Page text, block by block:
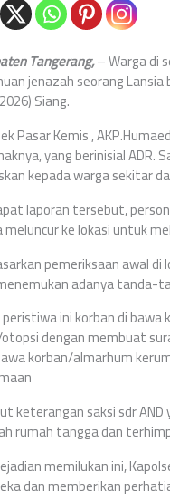
Tangerang,– Warga di
jenazah seorang
Siang.
Pasar Kemis ,
yang berinisial
kepada warga sekitar
laporan tersebut,
meluncur ke lokasi untuk
pemeriksaan awal
adanya tanda-
ini korban di bawa
dengan membuat
korban/almarhum
keterangan saksi sdr
rumah tangga dan
memilukan ini,
dan memberikan